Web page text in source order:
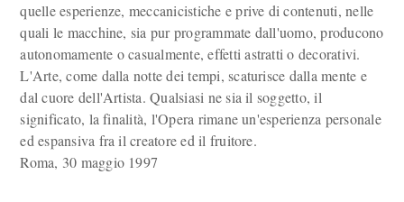
quelle esperienze, meccanicistiche e prive di contenuti, nelle
quali le macchine, sia pur programmate dall'uomo, producono
autonomamente o casualmente, effetti astratti o decorativi.
L'Arte, come dalla notte dei tempi, scaturisce dalla mente e
dal cuore dell'Artista. Qualsiasi ne sia il soggetto, il
significato, la finalità, l'Opera rimane un'esperienza personale
ed espansiva fra il creatore ed il fruitore.
Roma, 30 maggio 1997